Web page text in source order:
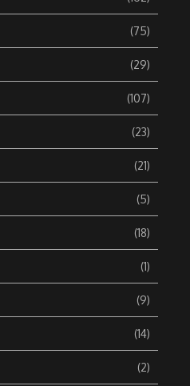
(75)
(29)
(107)
(23)
(21)
(5)
(18)
(1)
(9)
(14)
(2)